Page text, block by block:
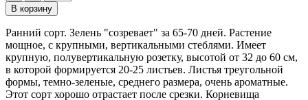
В корзину
Ранний сорт. Зелень "созревает" за 65-70 дней. Растение
мощное, с крупными, вертикальными стеблями. Имеет
крупную, полувертикальную розетку, высотой от 32 до 60 см,
в которой формируется 20-25 листьев. Листья треугольной
формы, темно-зеленые, среднего размера, очень ароматные.
Этот сорт хорошо отрастает после срезки. Корневища